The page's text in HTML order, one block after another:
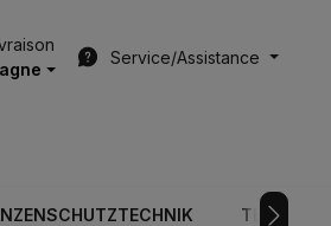
Service/Assistance